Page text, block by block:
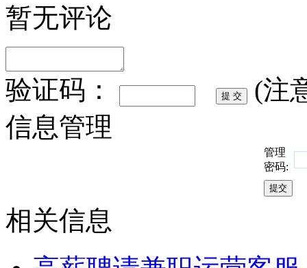
暂无评论
验证码：
(注
信息管理
管理
密码:
相关信息